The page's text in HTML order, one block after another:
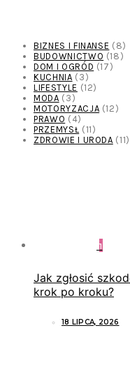
BIZNES I FINANSE (8)
BUDOWNICTWO (18)
DOM I OGRÓD (17)
KUCHNIA (3)
LIFESTYLE (12)
MODA (3)
MOTORYZACJA (12)
PRAWO (4)
PRZEMYSŁ (11)
ZDROWIE I URODA (11)
1
Jak zgłosić
krok po kroku?
18 LIPCA, 2026